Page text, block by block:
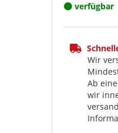
verfügbar
Wir
Ab
wir